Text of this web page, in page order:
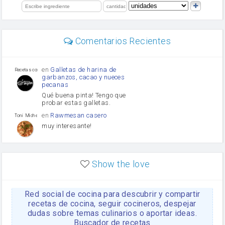
limón
Comentarios Recientes
Recetas con sazon
en Galletas de harina de
garbanzos, cacao y nueces
pecanas
Qué buena pinta! Tengo que
probar estas galletas.
Toni Michel Caubet
en Rawmesan casero
muy interesante!
enLasaña casera fácil y
HOJALDROSA TV
enGachas de la abuela
Rosa
https://youtu.be/Mz69gcVO3sI
Show the love
Red social de cocina para descubrir y compartir
recetas de cocina, seguir cocineros, despejar
dudas sobre temas culinarios o aportar ideas.
Buscador de recetas